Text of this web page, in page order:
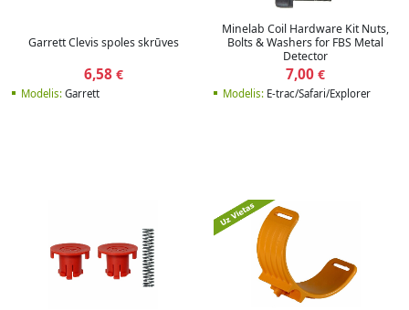
Garrett Clevis spoles skrūves
6,58€
Modelis:Garrett
Minelab Coil Hardware Kit Nuts,
Bolts & Washers for FBS Metal
Detector
7,00 €
Modelis: E-trac/Safari/Explorer